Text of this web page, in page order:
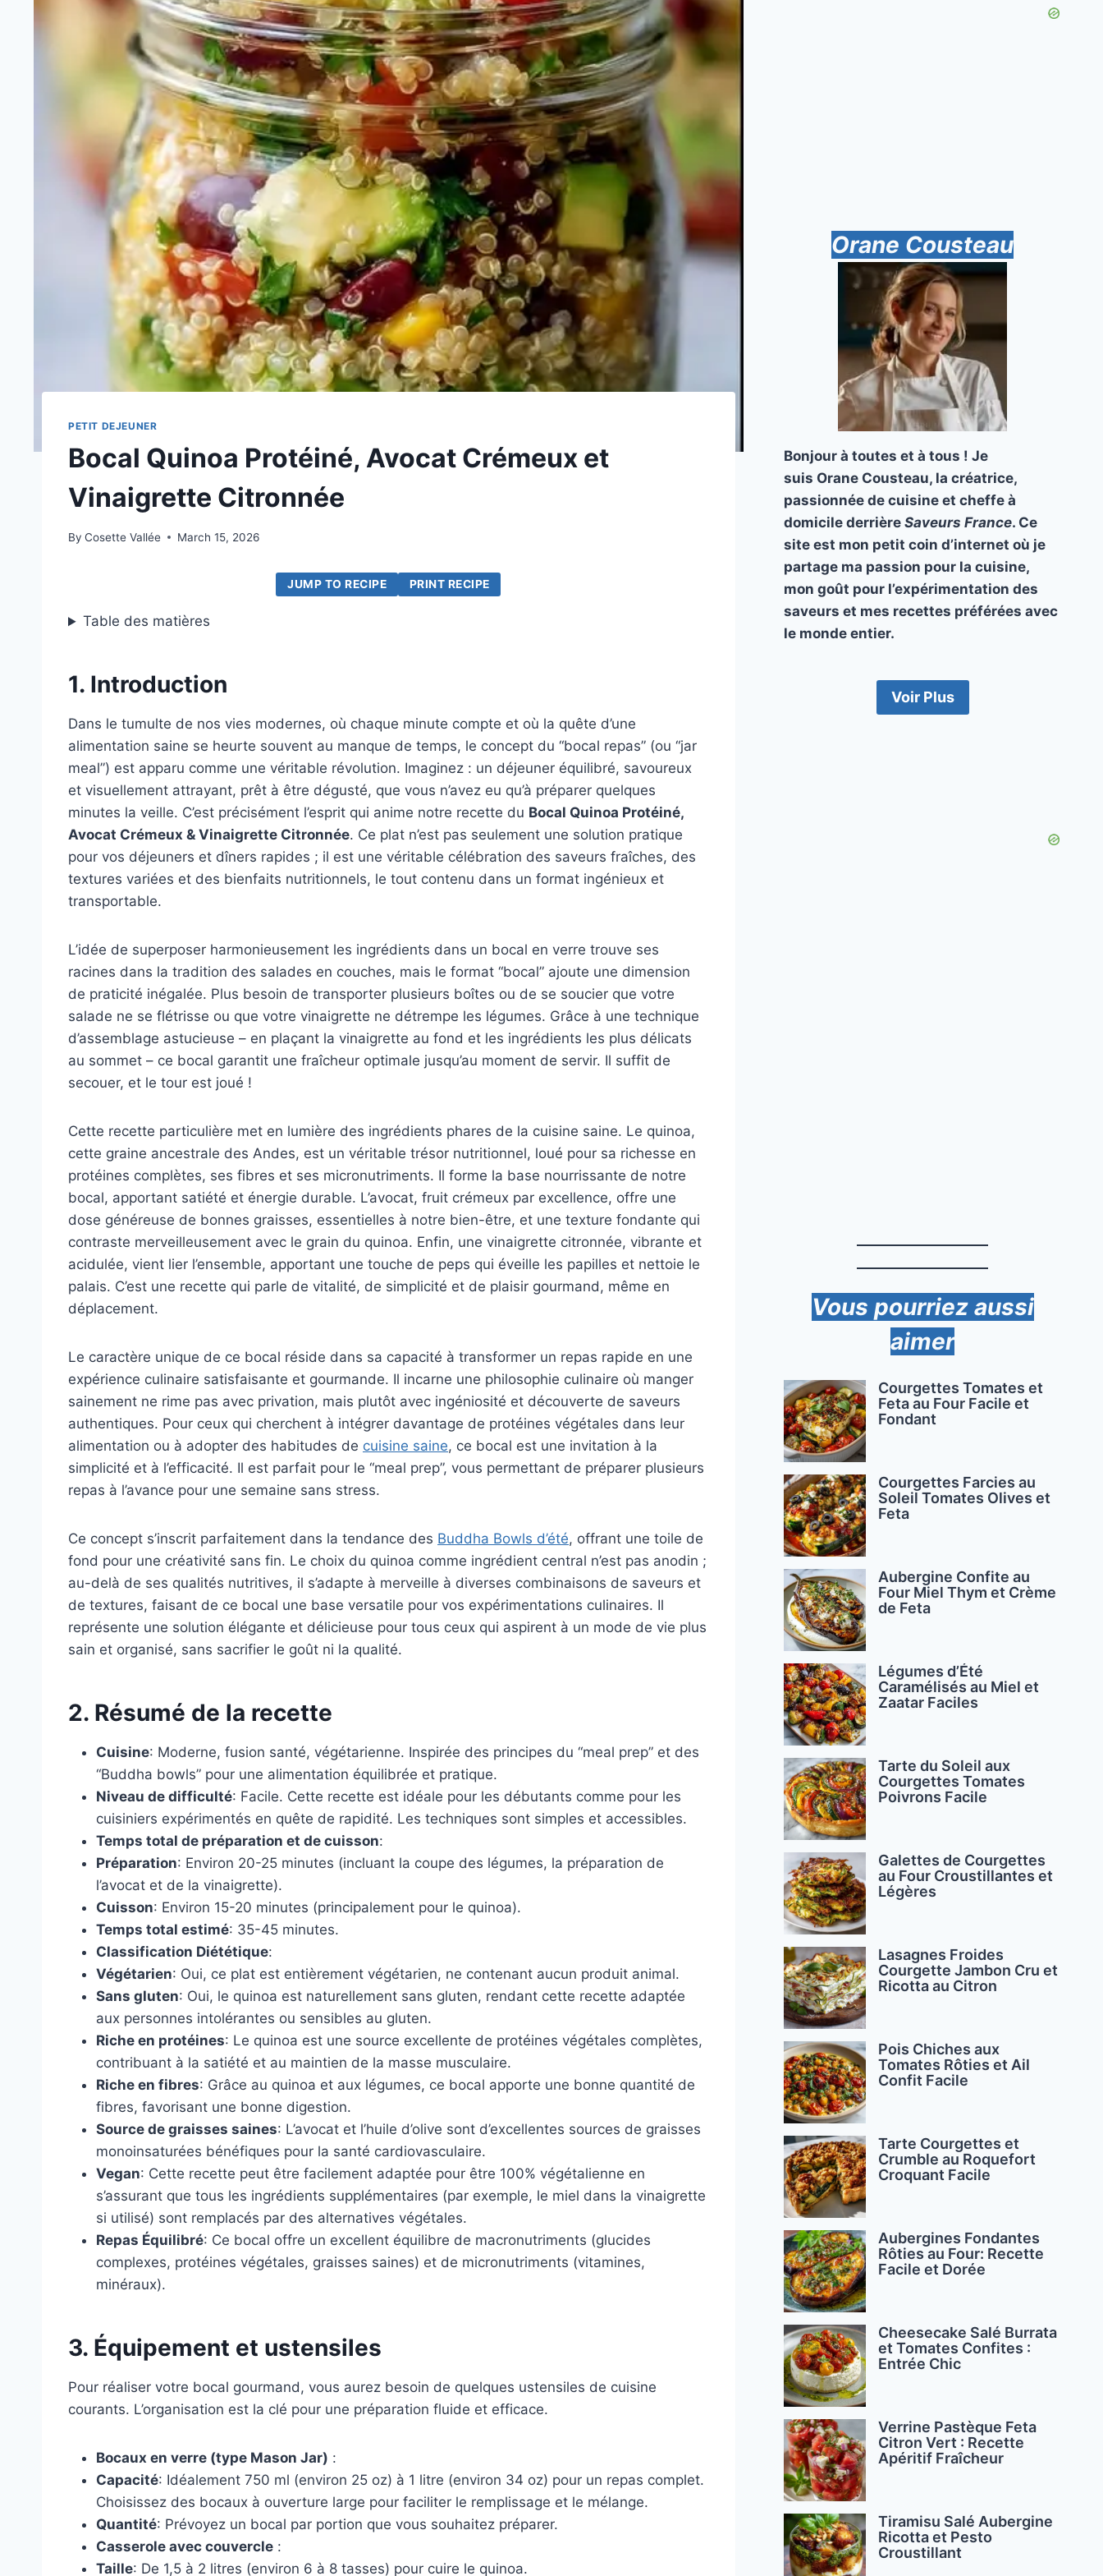
PETIT DEJEUNER
Bocal Quinoa Protéiné, Avocat Crémeux et
Vinaigrette Citronnée
By Cosette Vallée March 15, 2026
JUMP TO RECIPE PRINT RECIPE
Table des matières
1. Introduction
Dans le tumulte de nos vies modernes, où chaque minute compte et où la quête d’une
alimentation saine se heurte souvent au manque de temps, le concept du “bocal repas” (ou “jar
meal”) est apparu comme une véritable révolution. Imaginez : un déjeuner équilibré, savoureux
et visuellement attrayant, prêt à être dégusté, que vous n’avez eu qu’à préparer quelques
minutes la veille. C’est précisément l’esprit qui anime notre recette du Bocal Quinoa Protéiné,
Avocat Crémeux & Vinaigrette Citronnée. Ce plat n’est pas seulement une solution pratique
pour vos déjeuners et dîners rapides ; il est une véritable célébration des saveurs fraîches, des
textures variées et des bienfaits nutritionnels, le tout contenu dans un format ingénieux et
transportable.
L’idée de superposer harmonieusement les ingrédients dans un bocal en verre trouve ses
racines dans la tradition des salades en couches, mais le format “bocal” ajoute une dimension
de praticité inégalée. Plus besoin de transporter plusieurs boîtes ou de se soucier que votre
salade ne se flétrisse ou que votre vinaigrette ne détrempe les légumes. Grâce à une technique
d’assemblage astucieuse – en plaçant la vinaigrette au fond et les ingrédients les plus délicats
au sommet – ce bocal garantit une fraîcheur optimale jusqu’au moment de servir. Il suffit de
secouer, et le tour est joué !
Cette recette particulière met en lumière des ingrédients phares de la cuisine saine. Le quinoa,
cette graine ancestrale des Andes, est un véritable trésor nutritionnel, loué pour sa richesse en
protéines complètes, ses fibres et ses micronutriments. Il forme la base nourrissante de notre
bocal, apportant satiété et énergie durable. L’avocat, fruit crémeux par excellence, offre une
dose généreuse de bonnes graisses, essentielles à notre bien-être, et une texture fondante qui
contraste merveilleusement avec le grain du quinoa. Enfin, une vinaigrette citronnée, vibrante et
acidulée, vient lier l’ensemble, apportant une touche de peps qui éveille les papilles et nettoie le
palais. C’est une recette qui parle de vitalité, de simplicité et de plaisir gourmand, même en
déplacement.
Le caractère unique de ce bocal réside dans sa capacité à transformer un repas rapide en une
expérience culinaire satisfaisante et gourmande. Il incarne une philosophie culinaire où manger
sainement ne rime pas avec privation, mais plutôt avec ingéniosité et découverte de saveurs
authentiques. Pour ceux qui cherchent à intégrer davantage de protéines végétales dans leur
alimentation ou à adopter des habitudes de cuisine saine, ce bocal est une invitation à la
simplicité et à l’efficacité. Il est parfait pour le “meal prep”, vous permettant de préparer plusieurs
repas à l’avance pour une semaine sans stress.
Ce concept s’inscrit parfaitement dans la tendance des Buddha Bowls d’été, offrant une toile de
fond pour une créativité sans fin. Le choix du quinoa comme ingrédient central n’est pas anodin ;
au-delà de ses qualités nutritives, il s’adapte à merveille à diverses combinaisons de saveurs et
de textures, faisant de ce bocal une base versatile pour vos expérimentations culinaires. Il
représente une solution élégante et délicieuse pour tous ceux qui aspirent à un mode de vie plus
sain et organisé, sans sacrifier le goût ni la qualité.
2. Résumé de la recette
Cuisine: Moderne, fusion santé, végétarienne. Inspirée des principes du “meal prep” et des
“Buddha bowls” pour une alimentation équilibrée et pratique.
Niveau de difficulté: Facile. Cette recette est idéale pour les débutants comme pour les
cuisiniers expérimentés en quête de rapidité. Les techniques sont simples et accessibles.
Temps total de préparation et de cuisson:
Préparation: Environ 20-25 minutes (incluant la coupe des légumes, la préparation de
l’avocat et de la vinaigrette).
Cuisson: Environ 15-20 minutes (principalement pour le quinoa).
Temps total estimé: 35-45 minutes.
Classification Diététique:
Végétarien: Oui, ce plat est entièrement végétarien, ne contenant aucun produit animal.
Sans gluten: Oui, le quinoa est naturellement sans gluten, rendant cette recette adaptée
aux personnes intolérantes ou sensibles au gluten.
Riche en protéines: Le quinoa est une source excellente de protéines végétales complètes,
contribuant à la satiété et au maintien de la masse musculaire.
Riche en fibres: Grâce au quinoa et aux légumes, ce bocal apporte une bonne quantité de
fibres, favorisant une bonne digestion.
Source de graisses saines: L’avocat et l’huile d’olive sont d’excellentes sources de graisses
monoinsaturées bénéfiques pour la santé cardiovasculaire.
Vegan: Cette recette peut être facilement adaptée pour être 100% végétalienne en
s’assurant que tous les ingrédients supplémentaires (par exemple, le miel dans la vinaigrette
si utilisé) sont remplacés par des alternatives végétales.
Repas Équilibré: Ce bocal offre un excellent équilibre de macronutriments (glucides
complexes, protéines végétales, graisses saines) et de micronutriments (vitamines,
minéraux).
3. Équipement et ustensiles
Pour réaliser votre bocal gourmand, vous aurez besoin de quelques ustensiles de cuisine
courants. L’organisation est la clé pour une préparation fluide et efficace.
Bocaux en verre (type Mason Jar) :
Capacité: Idéalement 750 ml (environ 25 oz) à 1 litre (environ 34 oz) pour un repas complet.
Choisissez des bocaux à ouverture large pour faciliter le remplissage et le mélange.
Quantité: Prévoyez un bocal par portion que vous souhaitez préparer.
Casserole avec couvercle :
Taille: De 1,5 à 2 litres (environ 6 à 8 tasses) pour cuire le quinoa.
Orane Cousteau
Bonjour à toutes et à tous ! Je
suis Orane Cousteau, la créatrice,
passionnée de cuisine et cheffe à
domicile derrièreSaveurs France. Ce
site est mon petit coin d’internet où je
partage ma passion pour la cuisine,
mon goût pour l’expérimentation des
saveurs et mes recettes préférées avec
le monde entier.
Voir Plus
Vous pourriez aussi
aimer
Courgettes Tomates et
Feta au Four Facile et
Fondant
Courgettes Farcies au
Soleil Tomates Olives et
Feta
Aubergine Confite au
Four Miel Thym et Crème
de Feta
Légumes d’Été
Caramélisés au Miel et
Zaatar Faciles
Tarte du Soleil aux
Courgettes Tomates
Poivrons Facile
Galettes de Courgettes
au Four Croustillantes et
Légères
Lasagnes Froides
Courgette Jambon Cru et
Ricotta au Citron
Pois Chiches aux
Tomates Rôties et Ail
Confit Facile
Tarte Courgettes et
Crumble au Roquefort
Croquant Facile
Aubergines Fondantes
Rôties au Four: Recette
Facile et Dorée
Cheesecake Salé Burrata
et Tomates Confites :
Entrée Chic
Verrine Pastèque Feta
Citron Vert : Recette
Apéritif Fraîcheur
Tiramisu Salé Aubergine
Ricotta et Pesto
Croustillant